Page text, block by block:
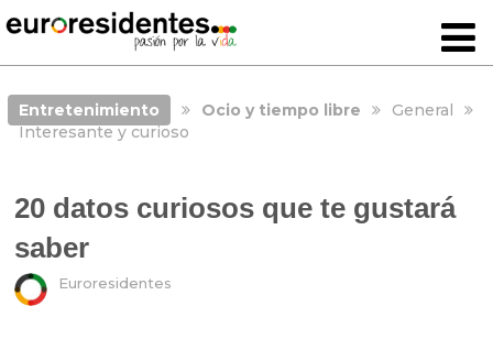
Entretenimiento Ocio y tiempo libre
General
Interesante y curioso
20 datos curiosos que te gustará
saber
Euroresidentes